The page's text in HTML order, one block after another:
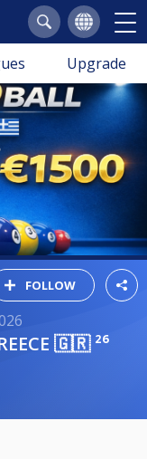
Upgrade
FOLLOW
🇬🇷 ²⁶